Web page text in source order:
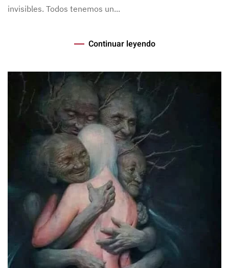
invisibles. Todos tenemos un...
Continuar leyendo